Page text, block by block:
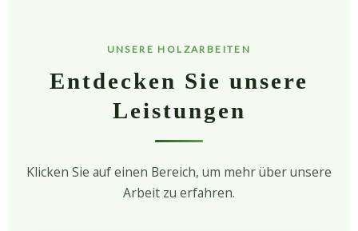
UNSERE HOLZARBEITEN
Entdecken Sie unsere
Leistungen
Klicken Sie auf einen Bereich, um mehr über unsere
Arbeit zu erfahren.